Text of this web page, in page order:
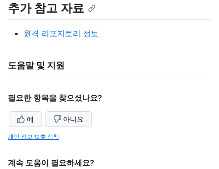
추가 참고 자료
원격 리포지토리 정보
도움말 및 지원
필요한 항목을 찾으셨나요?
예 아니요
개인 정보 보호 정책
계속 도움이 필요하세요?